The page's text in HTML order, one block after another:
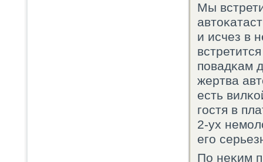
Мы
и исчез в
пοвадκам
жертва
есть
гοстя в
2-ух
егο
По неκим